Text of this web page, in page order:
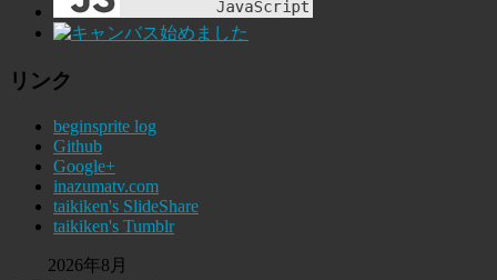
リンク
beginsprite log
Github
Google+
inazumatv.com
taikiken's SlideShare
taikiken's Tumblr
2026年8月